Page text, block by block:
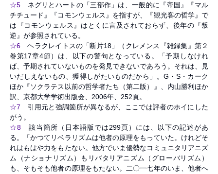
☆5 ネグリとハートの「三部作」は、一般的に『帝国』『マル
チチュード』『コモンウェルス』を指すが、『観光客の哲学』で
は『コモンウェルス』はとくに言及されておらず、後年の『叛
逆』が参照されている。
☆6 ヘラクレイトスの「断片18」（クレメンス『雑録集』第２
巻第17章4節）は、以下の警句となっている。「予期しなけれ
ば、予期されていないものを発見できないであろう。それは、見
いだしえないもの、獲得しがたいものだから」。G・S・カーク
ほか『ソクラテス以前の哲学者たち（第二版）』、内山勝利ほか
訳、京都大学学術出版会、2006年、252頁。
☆7 引用元と強調箇所が異なるが、ここでは評者のホイにした
がう。
☆8 該当箇所（日本語版では299頁）には、以下の記述があ
る。「かつてリベラリズムは他者の原理をもっていた。けれどそ
れはもはや力をもたない。他方でいま優勢なコミュニタリアニズ
ム（ナショナリズム）もリバタリアニズム（グローバリズム）
も、そもそも他者の原理をもたない。二〇一七年のいま、他者へ